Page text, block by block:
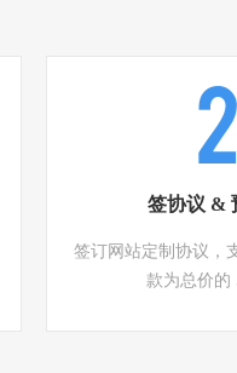
2
签协议 &
签订网站定制协议，
款为总价的